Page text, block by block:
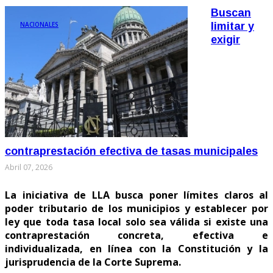
NACIONALES
Buscan
limitar y
exigir
contraprestación efectiva de tasas municipales
Abril 07, 2026
La iniciativa de LLA busca poner límites claros al
poder tributario de los municipios y establecer por
ley que toda tasa local solo sea válida si existe una
contraprestación concreta, efectiva e
individualizada, en línea con la Constitución y la
jurisprudencia de la Corte Suprema.